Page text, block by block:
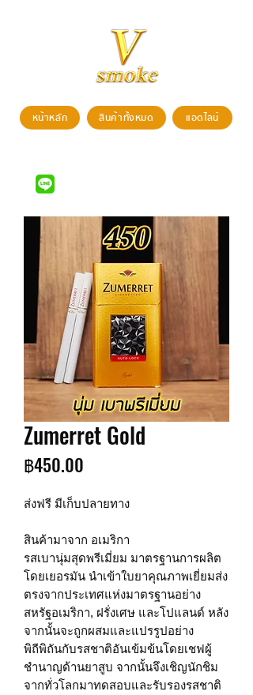
หน้าหลัก แอดไลน์
สินค้าทั้งหมด
Zumerret Gold
฿450.00
ส่งฟรี มีเก็บปลายทาง
สินค้ามาจาก อเมริกา
รสเบานุ่มสุดพรีเมี่ยม มาตรฐานการผลิต
โดยเยอรมัน นำเข้าใบยาคุณภาพเยี่ยมส่ง
ตรงจากประเทศแห่งมาตรฐานอย่าง
สหรัฐอเมริกา, ฝรั่งเศษ และโปแลนด์ หลัง
จากนั้นจะถูกผสมและแปรรูปอย่าง
พิถีพิถันกับรสชาติอันเข้มข้นโดยเชฟผู้
ชำนาญด้านยาสูบ จากนั้นจึงเชิญนักชิม
จากทั่วโลกมาทดสอบและรับรองรสชาติ